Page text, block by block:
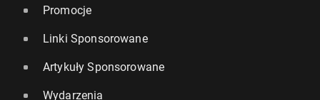
Promocje
Linki Sponsorowane
Artykuły Sponsorowane
Wydarzenia